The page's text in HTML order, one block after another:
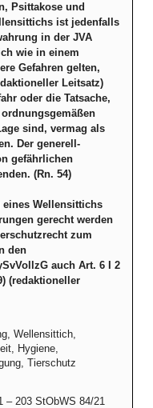
Psittakose und
ist jedenfalls
in der JVA
wie in einem
Gefahren gelten,
Leitsatz)
oder die Tatsache,
sind, vermag als
Der generell-
gefährlichen
(Rn. 54)
eines Wellensittichs
gerecht werden
zum
den
auch Art. 6 I 2
(redaktioneller
Wellensittich,
Hygiene,
Tierschutz
– 203 StObWS 84/21